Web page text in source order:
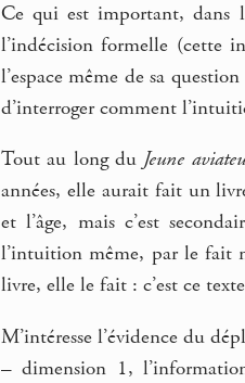
Ce qui est important, dans
l’indécision formelle (cette
l’espace même de sa
d’interroger comment
Tout au long du Jeune
années, elle aurait fait un
et l’âge, mais c’est
l’intuition même, par le fait
livre, elle le fait : c’est ce
M’intéresse l’évidence du
– dimension 1,